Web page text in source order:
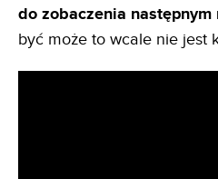
do zobaczenia następnym
być może to wcale nie jest